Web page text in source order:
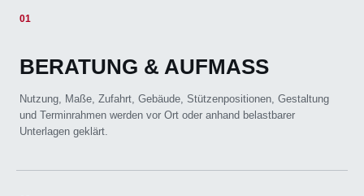
01
BERATUNG & AUFMASS
Nutzung, Maße, Zufahrt, Gebäude, Stützenpositionen, Gestaltung
und Terminrahmen werden vor Ort oder anhand belastbarer
Unterlagen geklärt.